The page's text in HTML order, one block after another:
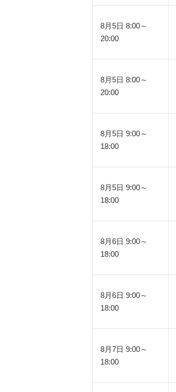
8月5日 8:00～
20:00
8月5日 8:00～
20:00
8月5日 9:00～
18:00
8月5日 9:00～
18:00
8月6日 9:00～
18:00
8月6日 9:00～
18:00
8月7日 9:00～
18:00